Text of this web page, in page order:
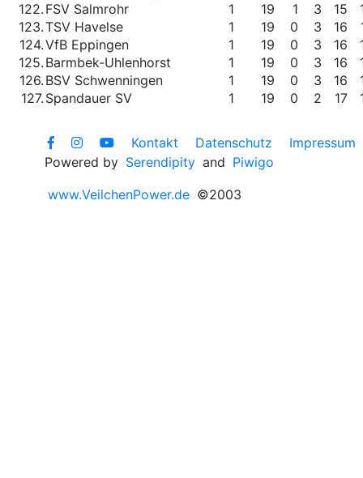
122. FSV Salmrohr 1 19 1 3 15
123.TSV Havelse 1 19 0 3 16
124.VfB Eppingen 1 19 0 3 16
125. Barmbek-Uhlenhorst 1 19 0 3 16
126. BSV Schwenningen 1 19 0 3 16
127. Spandauer SV 1 19 0 2 17
Kontakt Datenschutz
Impressum
Powered by Serendipity and Piwigo
www.VeilchenPower.de ©2003